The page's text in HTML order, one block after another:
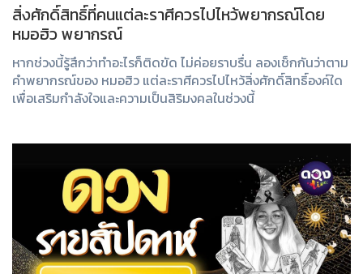
สิ่งศักดิ์สิทธิ์ที่คนแต่ละราศีควรไปไหว้พยากรณ์โดย
หมอฮิว พยากรณ์
หากช่วงนี้รู้สึกว่าทำอะไรก็ติดขัด ไม่ค่อยราบรื่น ลองเช็กกันว่าตาม
คำพยากรณ์ของ หมอฮิว แต่ละราศีควรไปไหว้สิ่งศักดิ์สิทธิ์องค์ใด
เพื่อเสริมกำลังใจและความเป็นสิริมงคลในช่วงนี้